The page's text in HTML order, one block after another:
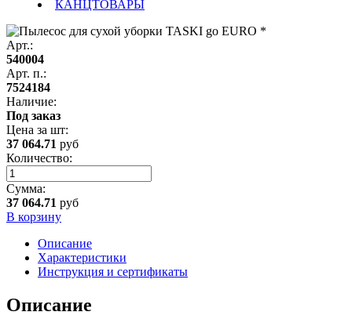
КАНЦТОВАРЫ
Арт.:
540004
Арт. п.:
7524184
Наличие:
Под заказ
Цена за шт:
37 064.71 руб
Количество:
Сумма:
37 064.71 руб
В корзину
Описание
Характеристики
Инструкция и сертификаты
Описание